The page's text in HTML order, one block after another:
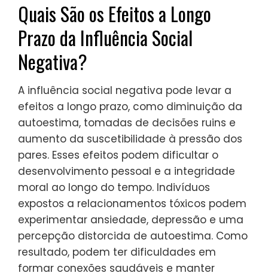
Quais São os Efeitos a Longo
Prazo da Influência Social
Negativa?
A influência social negativa pode levar a
efeitos a longo prazo, como diminuição da
autoestima, tomadas de decisões ruins e
aumento da suscetibilidade à pressão dos
pares. Esses efeitos podem dificultar o
desenvolvimento pessoal e a integridade
moral ao longo do tempo. Indivíduos
expostos a relacionamentos tóxicos podem
experimentar ansiedade, depressão e uma
percepção distorcida de autoestima. Como
resultado, podem ter dificuldades em
formar conexões saudáveis e manter